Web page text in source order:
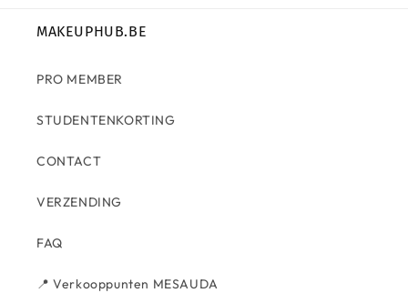
MAKEUPHUB.BE
PRO MEMBER
STUDENTENKORTING
CONTACT
VERZENDING
FAQ
📍 Verkooppunten MESAUDA